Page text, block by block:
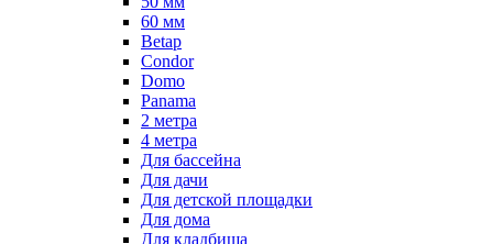
60 мм
Betap
Condor
Domo
Panama
2 метра
4 метра
Для бассейна
Для дачи
Для детской площадки
Для дома
Для кладбища